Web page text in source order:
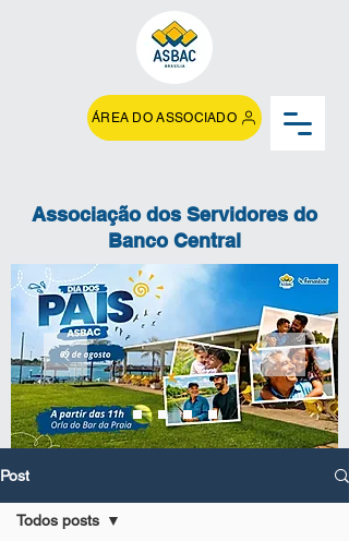
ÁREA DO ASSOCIADO
Associação dos Servidores do
Banco Central
Post
Todos posts